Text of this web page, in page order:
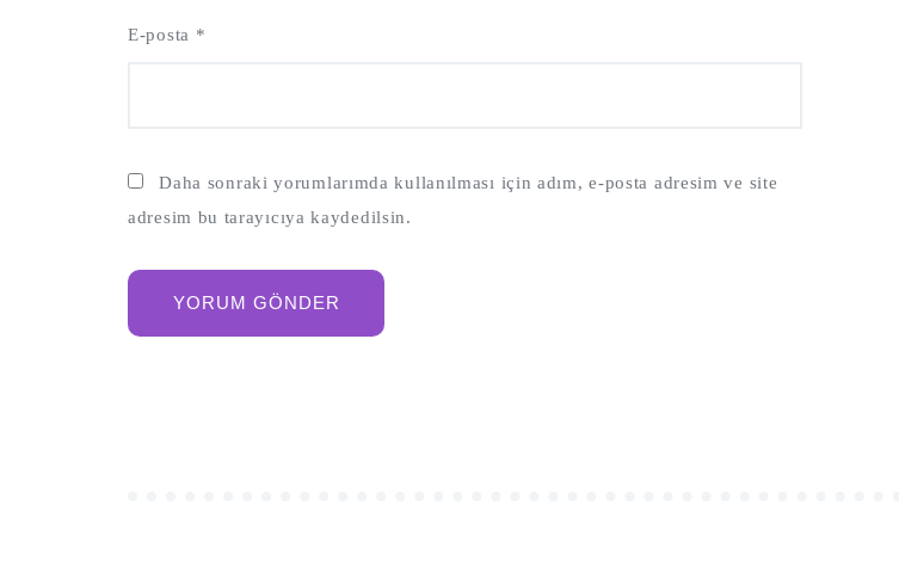
E-posta *
Daha sonraki yorumlarımda kullanılması için adım, e-posta adresim ve site
adresim bu tarayıcıya kaydedilsin.